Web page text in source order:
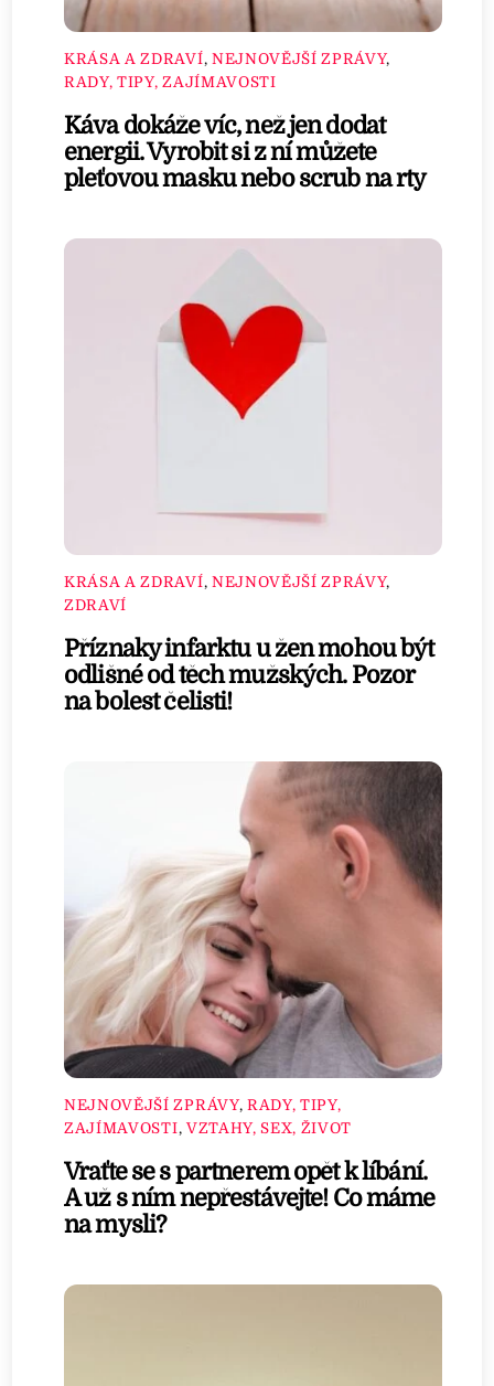
KRÁSA A ZDRAVÍ, NEJNOVĚJŠÍ ZPRÁVY,
RADY, TIPY, ZAJÍMAVOSTI
Káva dokáže víc, než jen dodat
energii. Vyrobit si z ní můžete
pleťovou masku nebo scrub na rty
KRÁSA A ZDRAVÍ, NEJNOVĚJŠÍ ZPRÁVY,
ZDRAVÍ
Příznaky infarktu u žen mohou být
odlišné od těch mužských. Pozor
na bolest čelisti!
NEJNOVĚJŠÍ ZPRÁVY, RADY, TIPY,
ZAJÍMAVOSTI, VZTAHY, SEX, ŽIVOT
Vraťte se s partnerem opět k líbání.
A už s ním nepřestávejte! Co máme
na mysli?